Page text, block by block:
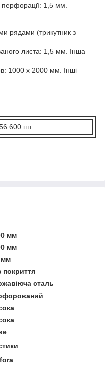
перфорації: 1,5 мм.
рядами (трикутник з
листа: 1,5 мм. Інша
1000 х 2000 мм. Інші
600 шт.
мм
мм
мм
покриття
сталь